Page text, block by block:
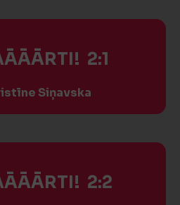
2:1
Siņavska
2:2